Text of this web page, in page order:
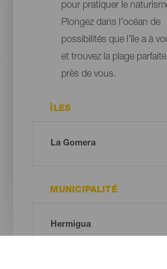
pour pratiquer le
Plongez dans l'océan de
possibilités que l’île a à
et trouvez la plage
près de vous.
ÎLES
MUNICIPALITÉ